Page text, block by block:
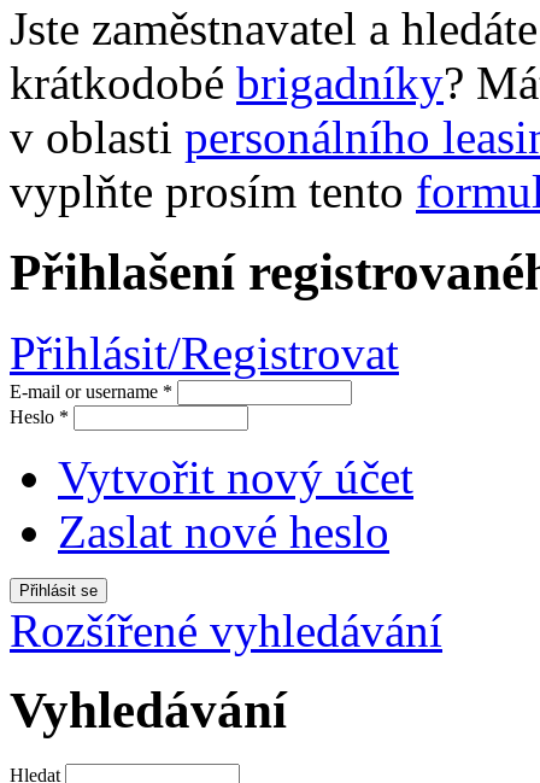
Jste zaměstnavatel a
krátkodobé brigadníky?
v oblasti personálního
vyplňte prosím tento
Přihlašení
Přihlásit/Registrovat
E-mail or username *
Heslo *
Vytvořit nový účet
Zaslat nové heslo
Rozšířené vyhledávání
Vyhledávání
Hledat